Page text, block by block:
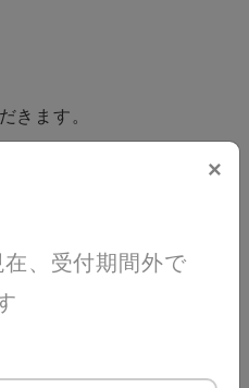
きます。
金) 23:59 まで
×
、受付期間外で